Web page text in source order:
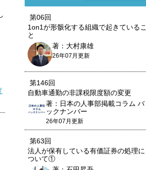
第06回
1on1が形骸化する組織で起きているこ
と
著：大村康雄
26年07月更新
第146回
自動車通勤の非課税限度額の変更
著：日本の人事部掲載コラム バ
ックナンバー
26年07月更新
第63回
法人が保有している有価証券の処理に
ついて①
やサービスの利用に影響
この設定で保存する